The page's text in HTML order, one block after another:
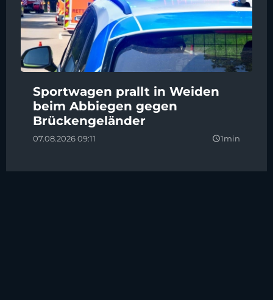
Sportwagen prallt in Weiden
beim Abbiegen gegen
Brückengeländer
07.08.2026 09:11 query_builder1min